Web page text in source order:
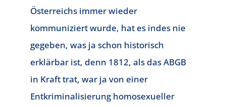
Österreichs immer wieder
kommuniziert wurde, hat es indes nie
gegeben, was ja schon historisch
erklärbar ist, denn 1812, als das ABGB
in Kraft trat, war ja von einer
Entkriminalisierung homosexueller